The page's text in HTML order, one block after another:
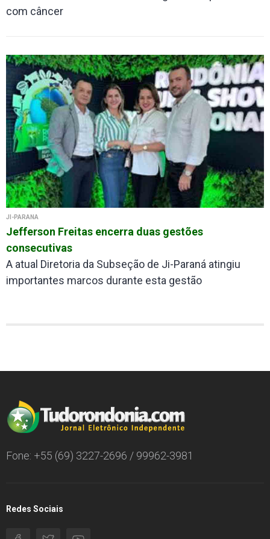
com câncer
JI-PARANÁ
Jefferson Freitas encerra duas gestões
consecutivas
A atual Diretoria da Subseção de Ji-Paraná atingiu
importantes marcos durante esta gestão
Fone: +55 (69) 3227-2696 / 99962-3981
Redes Sociais